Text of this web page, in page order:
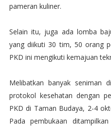
pameran kuliner.
Selain itu, juga ada lomba
yang diikuti 30 tim, 50 orang
PKD ini mengikuti kemajuan
Melibatkan banyak seniman
protokol kesehatan dengan
PKD di Taman Budaya, 2-4
Pada pembukaan